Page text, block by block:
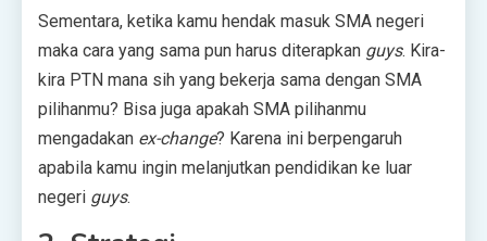
Sementara, ketika kamu hendak masuk SMA negeri
maka cara yang sama pun harus diterapkan guys. Kira-
kira PTN mana sih yang bekerja sama dengan SMA
pilihanmu? Bisa juga apakah SMA pilihanmu
mengadakan ex-change? Karena ini berpengaruh
apabila kamu ingin melanjutkan pendidikan ke luar
negeri guys.